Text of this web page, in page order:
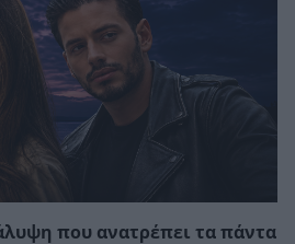
που ανατρέπει τα πάντα